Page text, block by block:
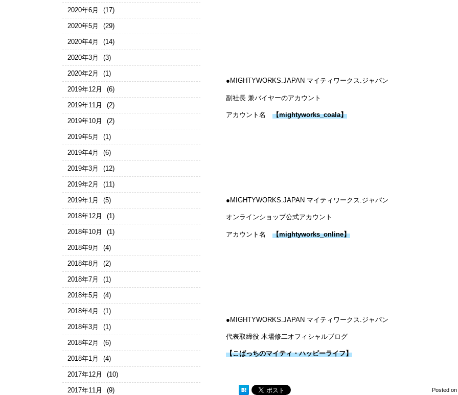
●MIGHTYWORKS.JAPAN マイティワークス.ジャパン
副社長 兼バイヤーのアカウント
アカウント名 【mightyworks_coala】
●MIGHTYWORKS.JAPAN マイティワークス.ジャパン
オンラインショップ公式アカウント
アカウント名 【mightyworks_online】
●MIGHTYWORKS.JAPAN マイティワークス.ジャパン
代表取締役 木場修二オフィシャルブログ
【こばっちのマイティ・ハッピーライフ】
Posted on
2020年6月 (17)
2020年5月 (29)
2020年4月 (14)
2020年3月 (3)
2020年2月 (1)
2019年12月 (6)
2019年11月 (2)
2019年10月 (2)
2019年5月 (1)
2019年4月 (6)
2019年3月 (12)
2019年2月 (11)
2019年1月 (5)
2018年12月 (1)
2018年10月 (1)
2018年9月 (4)
2018年8月 (2)
2018年7月 (1)
2018年5月 (4)
2018年4月 (1)
2018年3月 (1)
2018年2月 (6)
2018年1月 (4)
2017年12月 (10)
2017年11月 (9)